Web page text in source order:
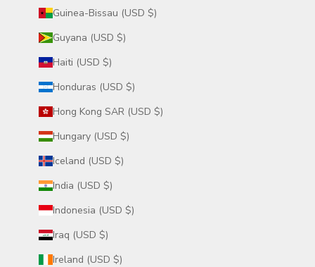
Guinea-Bissau (USD $)
Guyana (USD $)
Haiti (USD $)
Honduras (USD $)
Hong Kong SAR (USD $)
Hungary (USD $)
Iceland (USD $)
India (USD $)
Indonesia (USD $)
Iraq (USD $)
Ireland (USD $)